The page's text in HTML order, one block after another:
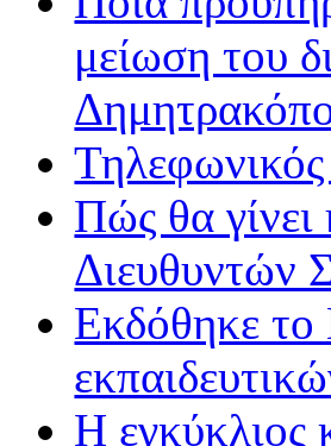
μείωση του
Πώς θα
Διευθυντών
Εκδόθηκε το
Η εγκύκλιος